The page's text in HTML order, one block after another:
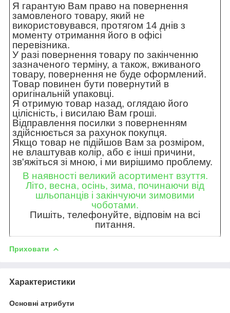
Я гарантую Вам право на повернення
замовленого товару, який не
використовувався, протягом 14 днів з
моменту отримання його в офісі
перевізника.
У разі повернення товару по закінченню
зазначеного терміну, а також, вживаного
товару, повернення не буде оформлений.
Товар повинен бути повернутий в
оригінальній упаковці.
Я отримую товар назад, оглядаю його
цілісність, і висилаю Вам гроші.
Відправлення посилки з поверненням
здійснюється за рахунок покупця.
Якщо товар не підійшов Вам за розміром,
не влаштував колір, або є інші причини,
зв'яжіться зі мною, і ми вирішимо проблему.
В наявності великий асортимент взуття.
Літо, весна, осінь, зима, починаючи від
шльопанців і закінчуючи зимовими
чоботами.
Пишіть, телефонуйте, відповім на всі
питання.
Приховати
Характеристики
Основні атрибути